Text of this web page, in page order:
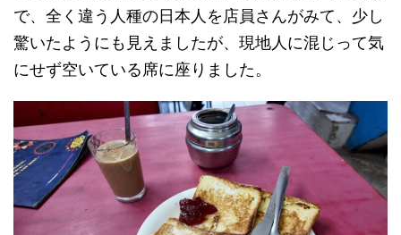
で、全く違う人種の日本人を店員さんがみて、少し
驚いたようにも見えましたが、現地人に混じって気
にせず空いている席に座りました。